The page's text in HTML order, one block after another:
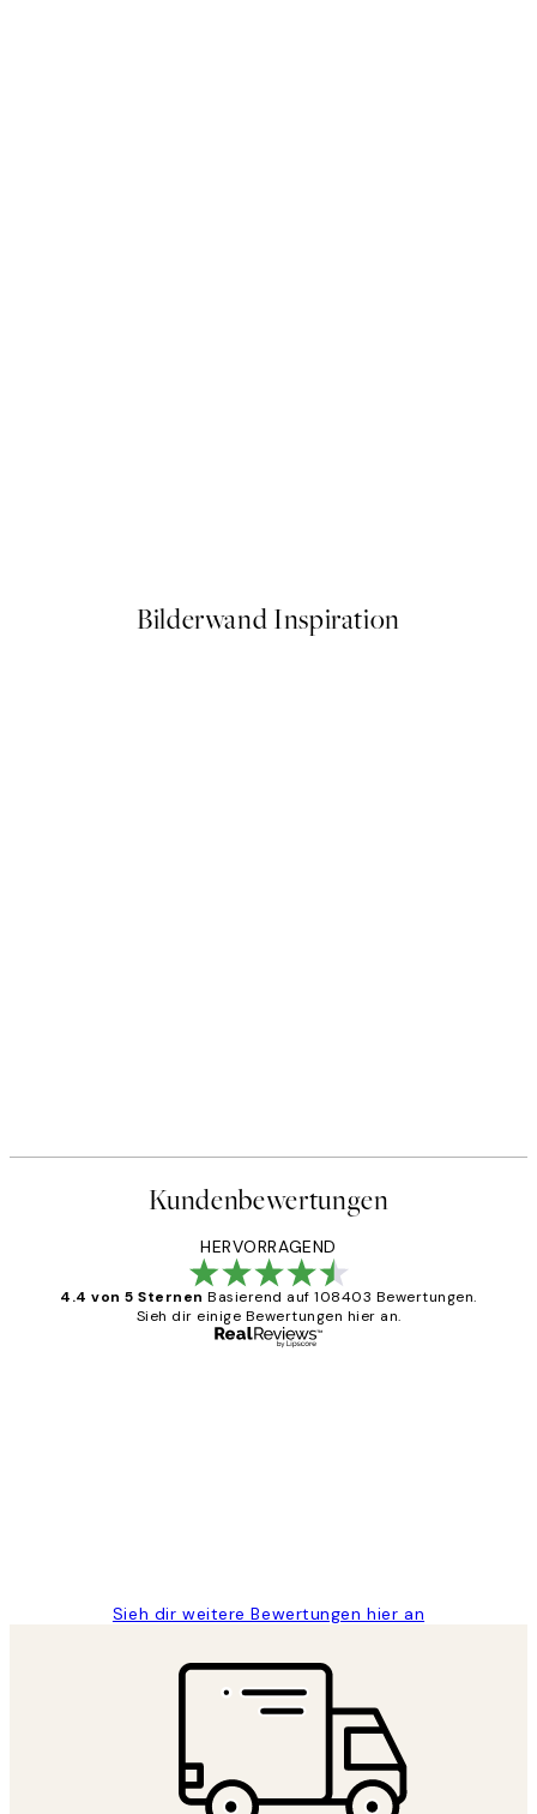
Bilderwand Inspiration
Kundenbewertungen
HERVORRAGEND
4.4 von 5 Sternen Basierend auf 108403 Bewertungen.
Sieh dir einige Bewertungen hier an.
Sieh dir weitere Bewertungen hier an